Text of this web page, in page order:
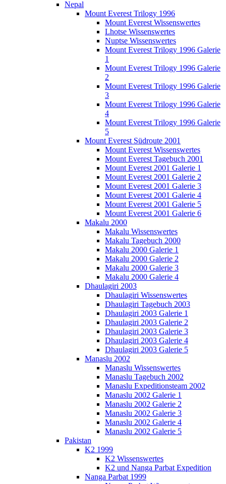
Nepal
Mount Everest Trilogy 1996
Mount Everest Wissenswertes
Lhotse Wissenswertes
Nuptse Wissenswertes
Mount Everest Trilogy 1996 Galerie
1
Mount Everest Trilogy 1996 Galerie
2
Mount Everest Trilogy 1996 Galerie
3
Mount Everest Trilogy 1996 Galerie
4
Mount Everest Trilogy 1996 Galerie
5
Mount Everest Südroute 2001
Mount Everest Wissenswertes
Mount Everest Tagebuch 2001
Mount Everest 2001 Galerie 1
Mount Everest 2001 Galerie 2
Mount Everest 2001 Galerie 3
Mount Everest 2001 Galerie 4
Mount Everest 2001 Galerie 5
Mount Everest 2001 Galerie 6
Makalu 2000
Makalu Wissenswertes
Makalu Tagebuch 2000
Makalu 2000 Galerie 1
Makalu 2000 Galerie 2
Makalu 2000 Galerie 3
Makalu 2000 Galerie 4
Dhaulagiri 2003
Dhaulagiri Wissenswertes
Dhaulagiri Tagebuch 2003
Dhaulagiri 2003 Galerie 1
Dhaulagiri 2003 Galerie 2
Dhaulagiri 2003 Galerie 3
Dhaulagiri 2003 Galerie 4
Dhaulagiri 2003 Galerie 5
Manaslu 2002
Manaslu Wissenswertes
Manaslu Tagebuch 2002
Manaslu Expeditionsteam 2002
Manaslu 2002 Galerie 1
Manaslu 2002 Galerie 2
Manaslu 2002 Galerie 3
Manaslu 2002 Galerie 4
Manaslu 2002 Galerie 5
Pakistan
K2 1999
K2 Wissenswertes
K2 und Nanga Parbat Expedition
Nanga Parbat 1999